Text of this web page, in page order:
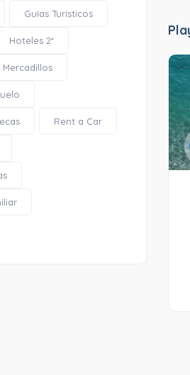
Guías Turísticos
Hoteles 2*
Mercadillos
Rent a Car
La Veintiuna
Km